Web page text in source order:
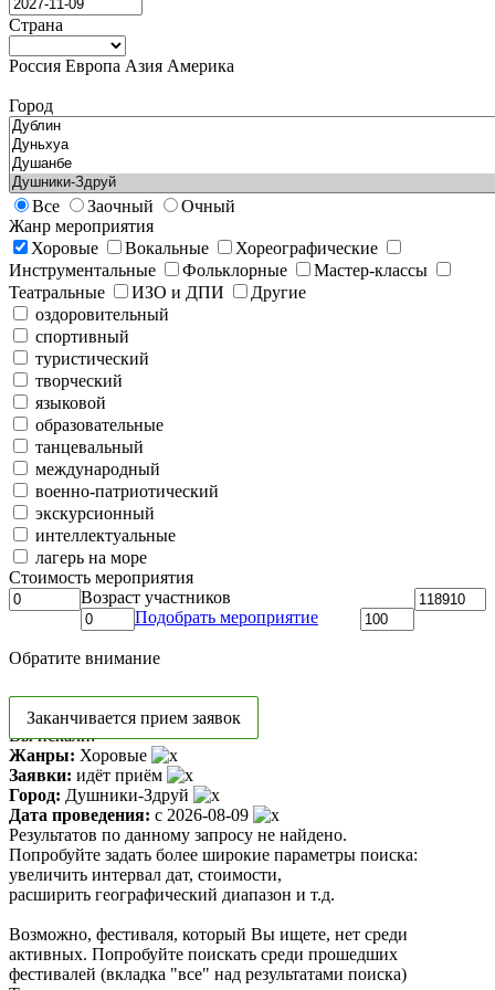
Страна
Россия Европа Азия Америка
Город
Все Заочный
Очный
Жанр мероприятия
Хоровые
Вокальные
Хореографические
Инструментальные
Фольклорные
Мастер-классы
Театральные
ИЗО и ДПИ
Другие
оздоровительный
спортивный
туристический
творческий
языковой
образовательные
танцевальный
международный
военно-патриотический
экскурсионный
интеллектуальные
лагерь на море
Стоимость мероприятия
Возраст участников
Подобрать мероприятие
Обратите внимание
Заканчивается прием заявок
Вы искали:
Жанры: Хоровые
Заявки: идёт приём
Город: Душники-Здруй
Дата проведения: с 2026-08-09
Результатов по данному запросу не найдено.
Попробуйте задать более широкие параметры поиска:
увеличить интервал дат, стоимости,
расширить географический диапазон и т.д.
Возможно, фестиваля, который Вы ищете, нет среди
активных. Попробуйте поискать среди прошедших
фестивалей (вкладка "все" над результатами поиска)